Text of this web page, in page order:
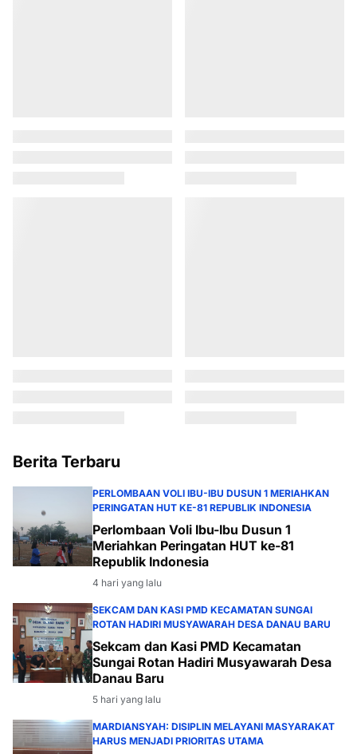
Berita Terbaru
PERLOMBAAN VOLI IBU-IBU DUSUN 1 MERIAHKAN
PERINGATAN HUT KE-81 REPUBLIK INDONESIA
Perlombaan Voli Ibu-Ibu Dusun 1
Meriahkan Peringatan HUT ke-81
Republik Indonesia
4 hari yang lalu
SEKCAM DAN KASI PMD KECAMATAN SUNGAI
ROTAN HADIRI MUSYAWARAH DESA DANAU BARU
Sekcam dan Kasi PMD Kecamatan
Sungai Rotan Hadiri Musyawarah Desa
Danau Baru
5 hari yang lalu
MARDIANSYAH: DISIPLIN MELAYANI MASYARAKAT
HARUS MENJADI PRIORITAS UTAMA